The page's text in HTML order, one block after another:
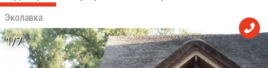
Эко­лав­ка
1/7